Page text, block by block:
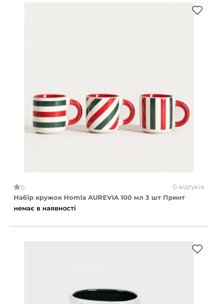
0
0 відгуків
Набір кружок Homla AUREVIA 100 мл 3 шт Принт
немає в наявності